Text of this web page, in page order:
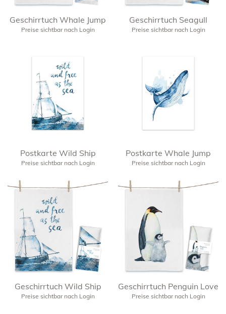
Geschirrtuch Whale Jump
Preise sichtbar nach Login
Geschirrtuch Seagull
Preise sichtbar nach Login
Postkarte Wild Ship
Preise sichtbar nach Login
Postkarte Whale Jump
Preise sichtbar nach Login
Geschirrtuch Wild Ship
Preise sichtbar nach Login
Geschirrtuch Penguin Love
Preise sichtbar nach Login